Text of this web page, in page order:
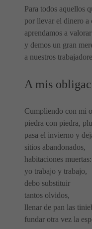
Para todos aquellos
por llevar el dinero a
aprendamos a
y demos un gran
a nuestros
A mis
Cumpliendo con mi
piedra con piedra,
pasa el invierno y
sitios abandonados,
habitaciones muertas:
yo trabajo y trabajo,
debo substituir
tantos olvidos,
llenar de pan las
fundar otra vez la